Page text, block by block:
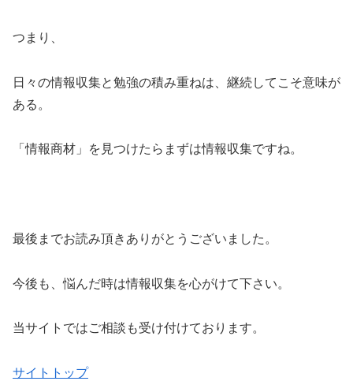
つまり、
日々の情報収集と勉強の積み重ねは、継続してこそ意味が
ある。
「情報商材」を見つけたらまずは情報収集ですね。
最後までお読み頂きありがとうございました。
今後も、悩んだ時は情報収集を心がけて下さい。
当サイトではご相談も受け付けております。
サイトトップ